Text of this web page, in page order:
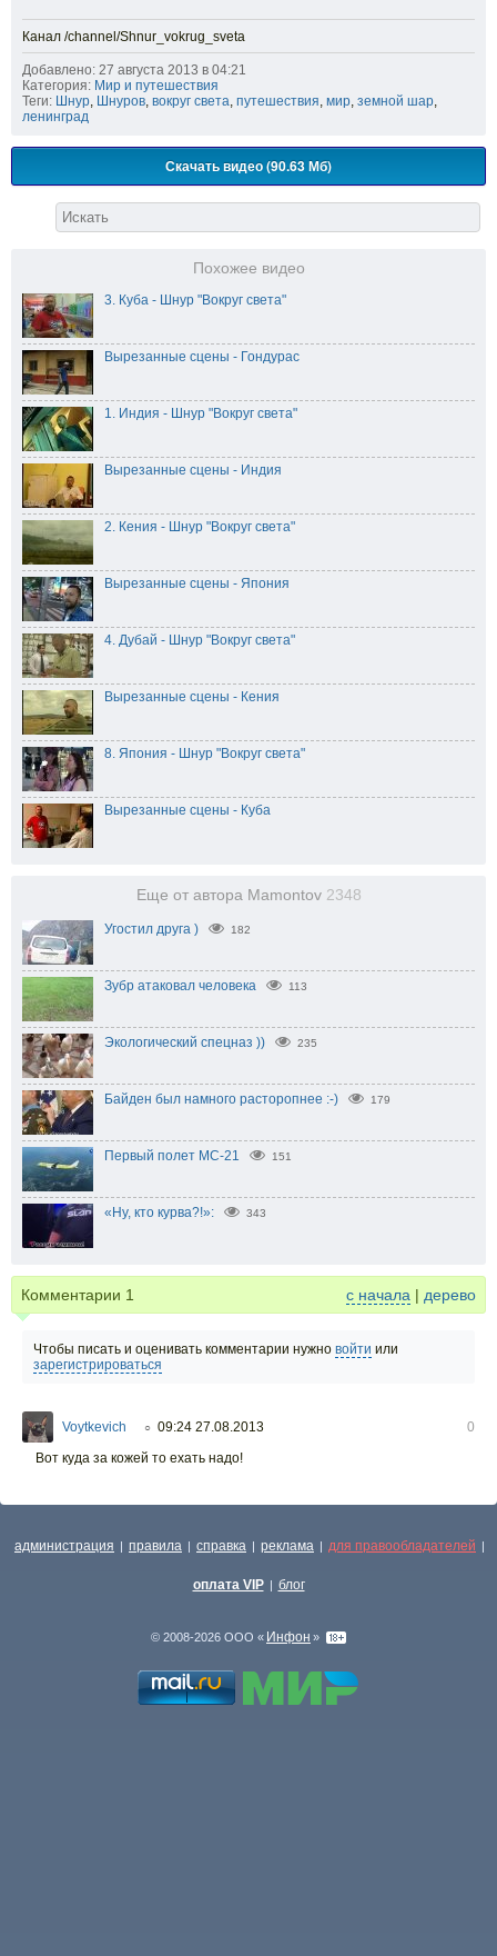
Канал /channel/Shnur_vokrug_sveta
Добавлено: 27 августа 2013 в 04:21
Категория: Мир и путешествия
Теги: Шнур Шнуров вокруг света путешествия мир земной шар
ленинград
Скачать видео (90.63 Мб)
Похожее видео
3. Куба - Шнур "Вокруг света"
Вырезанные сцены - Гондурас
1. Индия - Шнур "Вокруг света"
Вырезанные сцены - Индия
2. Кения - Шнур "Вокруг света"
Вырезанные сцены - Япония
4. Дубай - Шнур "Вокруг света"
Вырезанные сцены - Кения
8. Япония - Шнур "Вокруг света"
Вырезанные сцены - Куба
Еще от автора Mamontov 2348
Угостил друга ) 182
Зубр атаковал человека 113
Экологический спецназ )) 235
Байден был намного расторопнее :-) 179
Первый полет МС-21 151
«Ну, кто курва?!»: 343
Комментарии 1 с начала | дерево
Чтобы писать и оценивать комментарии нужно войти или
зарегистрироваться
Voytkevich ○ 09:24 27.08.2013
0
Вот куда за кожей то ехать надо!
администрация | правила | справка | реклама | для правообладателей |
оплата VIP | блог
© 2008-2026 ООО « Инфон »